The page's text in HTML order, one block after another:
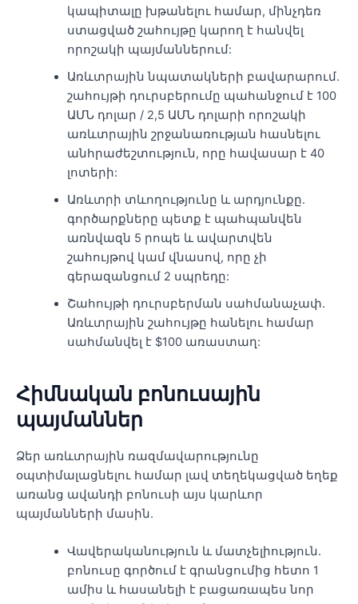
կապիտալը խթանելու համար, մինչդեռ
ստացված շահույթը կարող է հանվել
որոշակի պայմաններում:
Առևտրային նպատակների բավարարում.
շահույթի դուրսբերումը պահանջում է 100
ԱՄՆ դոլար / 2,5 ԱՄՆ դոլարի որոշակի
առևտրային շրջանառության հասնելու
անհրաժեշտություն, որը հավասար է 40
լոտերի:
Առևտրի տևողությունը և արդյունքը.
գործարքները պետք է պահպանվեն
առնվազն 5 րոպե և ավարտվեն
շահույթով կամ վնասով, որը չի
գերազանցում 2 սպրեդը:
Շահույթի դուրսբերման սահմանաչափ.
Առևտրային շահույթը հանելու համար
սահմանվել է $100 առաստաղ:
Հիմնական բոնուսային
պայմաններ
Ձեր առևտրային ռազմավարությունը
օպտիմալացնելու համար լավ տեղեկացված եղեք
առանց ավանդի բոնուսի այս կարևոր
պայմանների մասին.
Վավերականություն և մատչելիություն.
բոնուսը գործում է գրանցումից հետո 1
ամիս և հասանելի է բացառապես նոր